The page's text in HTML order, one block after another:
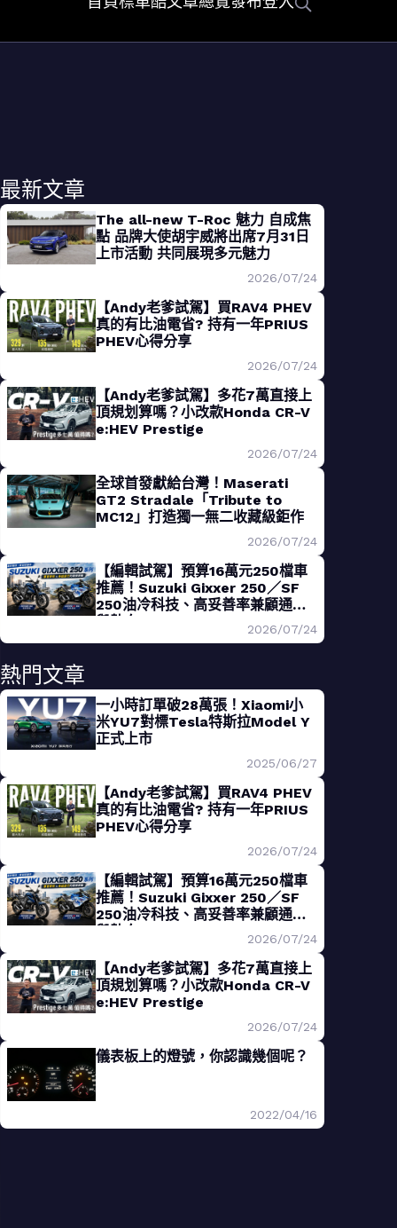
最新文章
The all-new T-Roc 魅力 自成焦
點 品牌大使胡宇威將出席7月31日
上市活動 共同展現多元魅力
2026/07/24
【Andy老爹試駕】買RAV4 PHEV
真的有比油電省? 持有一年PRIUS
PHEV心得分享
2026/07/24
【Andy老爹試駕】多花7萬直接上
頂規划算嗎？小改款Honda CR-V
e:HEV Prestige
2026/07/24
全球首發獻給台灣！Maserati
GT2 Stradale「Tribute to
MC12」打造獨一無二收藏級鉅作
2026/07/24
【編輯試駕】預算16萬元250檔車
推薦！Suzuki Gixxer 250／SF
250油冷科技、高妥善率兼顧通勤
與熱血
2026/07/24
熱門文章
一小時訂單破28萬張！Xiaomi小
米YU7對標Tesla特斯拉Model Y
正式上市
2025/06/27
【Andy老爹試駕】買RAV4 PHEV
真的有比油電省? 持有一年PRIUS
PHEV心得分享
2026/07/24
【編輯試駕】預算16萬元250檔車
推薦！Suzuki Gixxer 250／SF
250油冷科技、高妥善率兼顧通勤
與熱血
2026/07/24
【Andy老爹試駕】多花7萬直接上
頂規划算嗎？小改款Honda CR-V
e:HEV Prestige
2026/07/24
儀表板上的燈號，你認識幾個呢？
2022/04/16